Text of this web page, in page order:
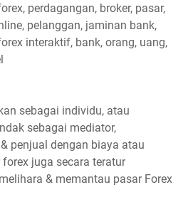
perdagangan, broker, pasar,
pelanggan, jaminan bank,
interaktif, bank, orang, uang,
sebagai individu, atau
sebagai mediator,
penjual dengan biaya atau
juga secara teratur
& memantau pasar Forex